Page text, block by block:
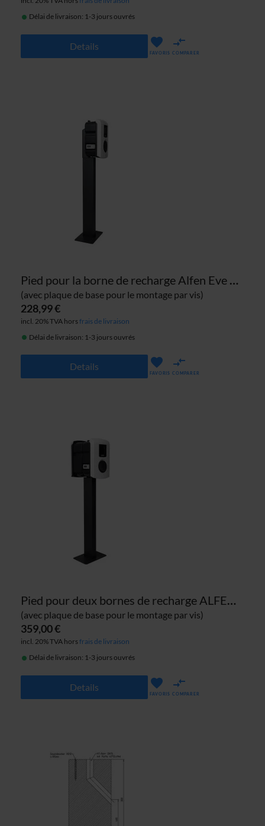
Délai de livraison: 1-3 jours ouvrés
Details
FAVORIS COMPARER
Pied pour la borne de recharge Alfen Eve Single S- et Pro-line
(avec plaque de base pour le montage par vis)
228,99 €
incl. 20% TVA horsfrais de livraison
Délai de livraison: 1-3 jours ouvrés
Details
FAVORIS COMPARER
Pied pour deux bornes de recharge ALFEN Eve Single Pro-Line
(avec plaque de base pour le montage par vis)
359,00 €
incl. 20% TVA horsfrais de livraison
Délai de livraison: 1-3 jours ouvrés
Details
FAVORIS COMPARER